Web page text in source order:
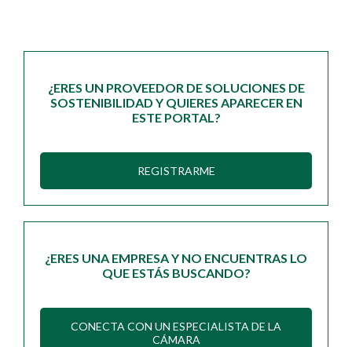
¿ERES UN PROVEEDOR DE SOLUCIONES DE
SOSTENIBILIDAD Y QUIERES APARECER EN
ESTE PORTAL?
REGISTRARME
¿ERES UNA EMPRESA Y NO ENCUENTRAS LO
QUE ESTÁS BUSCANDO?
CONECTA CON UN ESPECIALISTA DE LA
CÁMARA